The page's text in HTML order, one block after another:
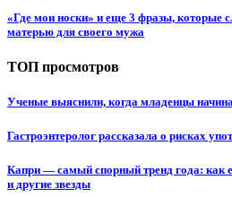
«Где мои носки» и еще 3 фразы,
матерью для своего мужа
ТОП просмотров
Ученые выяснили, когда младенцы
Гастроэнтеролог рассказала о рисках
Капри — самый спорный тренд года: как
и другие звезды